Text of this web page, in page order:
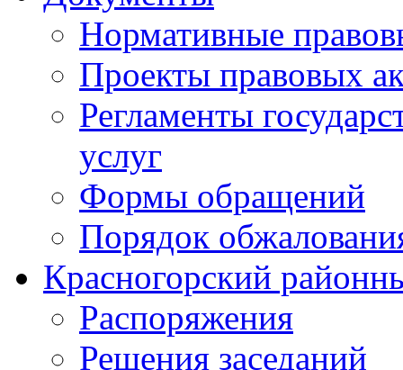
Нормативные
Проекты правовых
Регламенты
услуг
Формы обращений
Порядок
Красногорский
Распоряжения
Решения заседаний